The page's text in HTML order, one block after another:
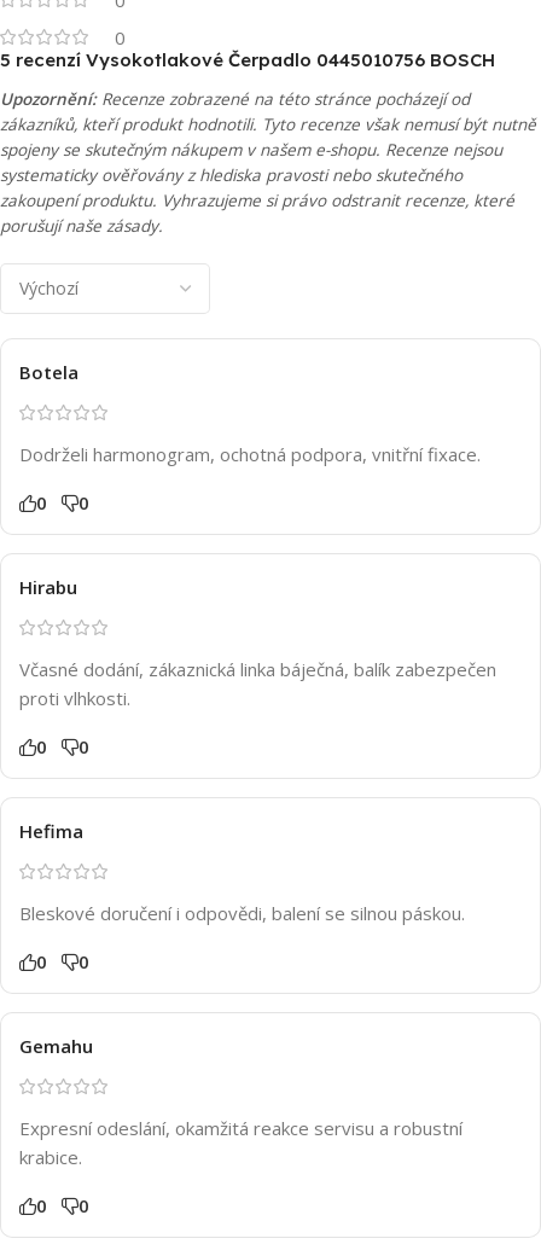
0
5 recenzí Vysokotlakové Čerpadlo 0445010756 BOSCH
Upozornění:Recenze zobrazené na této stránce pocházejí od
zákazníků, kteří produkt hodnotili. Tyto recenze však nemusí být nutně
spojeny se skutečným nákupem v našem e-shopu. Recenze nejsou
systematicky ověřovány z hlediska pravosti nebo skutečného
zakoupení produktu. Vyhrazujeme si právo odstranit recenze, které
porušují naše zásady.
Botela
Dodrželi harmonogram, ochotná podpora, vnitřní fixace.
0 0
Hirabu
Včasné dodání, zákaznická linka báječná, balík zabezpečen
proti vlhkosti.
0 0
Hefima
Bleskové doručení i odpovědi, balení se silnou páskou.
0 0
Gemahu
Expresní odeslání, okamžitá reakce servisu a robustní
krabice.
0 0